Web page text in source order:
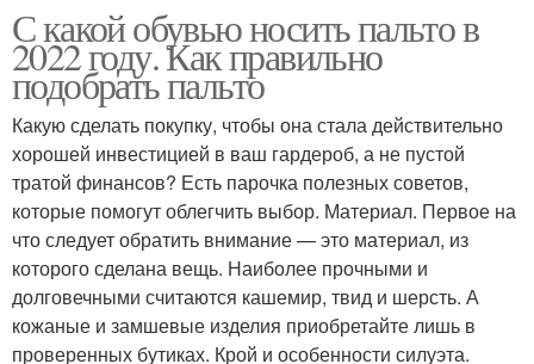
С какой обувью носить пальто в
2022 году. Как правильно
подобрать пальто
Какую сделать покупку, чтобы она стала действительно
хорошей инвестицией в ваш гардероб, а не пустой
тратой финансов? Есть парочка полезных советов,
которые помогут облегчить выбор. Материал. Первое на
что следует обратить внимание — это материал, из
которого сделана вещь. Наиболее прочными и
долговечными считаются кашемир, твид и шерсть. А
кожаные и замшевые изделия приобретайте лишь в
проверенных бутиках. Крой и особенности силуэта.